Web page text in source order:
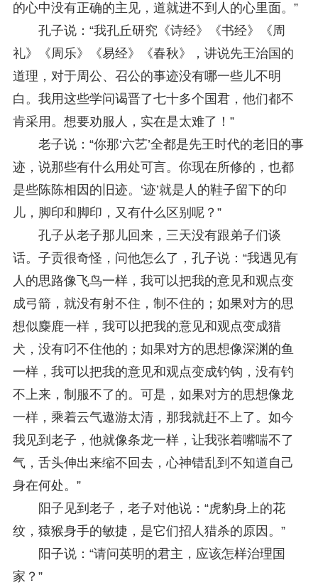
的心中没有正确的主见，道就进不到人的心里面。”
孔子说：“我孔丘研究《诗经》《书经》《周
礼》《周乐》《易经》《春秋》，讲说先王治国的
道理，对于周公、召公的事迹没有哪一些儿不明
白。我用这些学问谒晋了七十多个国君，他们都不
肯采用。想要劝服人，实在是太难了！”
老子说：“你那‘六艺’全都是先王时代的老旧的事
迹，说那些有什么用处可言。你现在所修的，也都
是些陈陈相因的旧迹。‘迹’就是人的鞋子留下的印
儿，脚印和脚印，又有什么区别呢？”
孔子从老子那儿回来，三天没有跟弟子们谈
话。子贡很奇怪，问他怎么了，孔子说：“我遇见有
人的思路像飞鸟一样，我可以把我的意见和观点变
成弓箭，就没有射不住，制不住的；如果对方的思
想似麋鹿一样，我可以把我的意见和观点变成猎
犬，没有叼不住他的；如果对方的思想像深渊的鱼
一样，我可以把我的意见和观点变成钓钩，没有钓
不上来，制服不了的。可是，如果对方的思想像龙
一样，乘着云气遨游太清，那我就赶不上了。如今
我见到老子，他就像条龙一样，让我张着嘴喘不了
气，舌头伸出来缩不回去，心神错乱到不知道自己
身在何处。”
阳子见到老子，老子对他说：“虎豹身上的花
纹，猿猴身手的敏捷，是它们招人猎杀的原因。”
阳子说：“请问英明的君主，应该怎样治理国
家？”